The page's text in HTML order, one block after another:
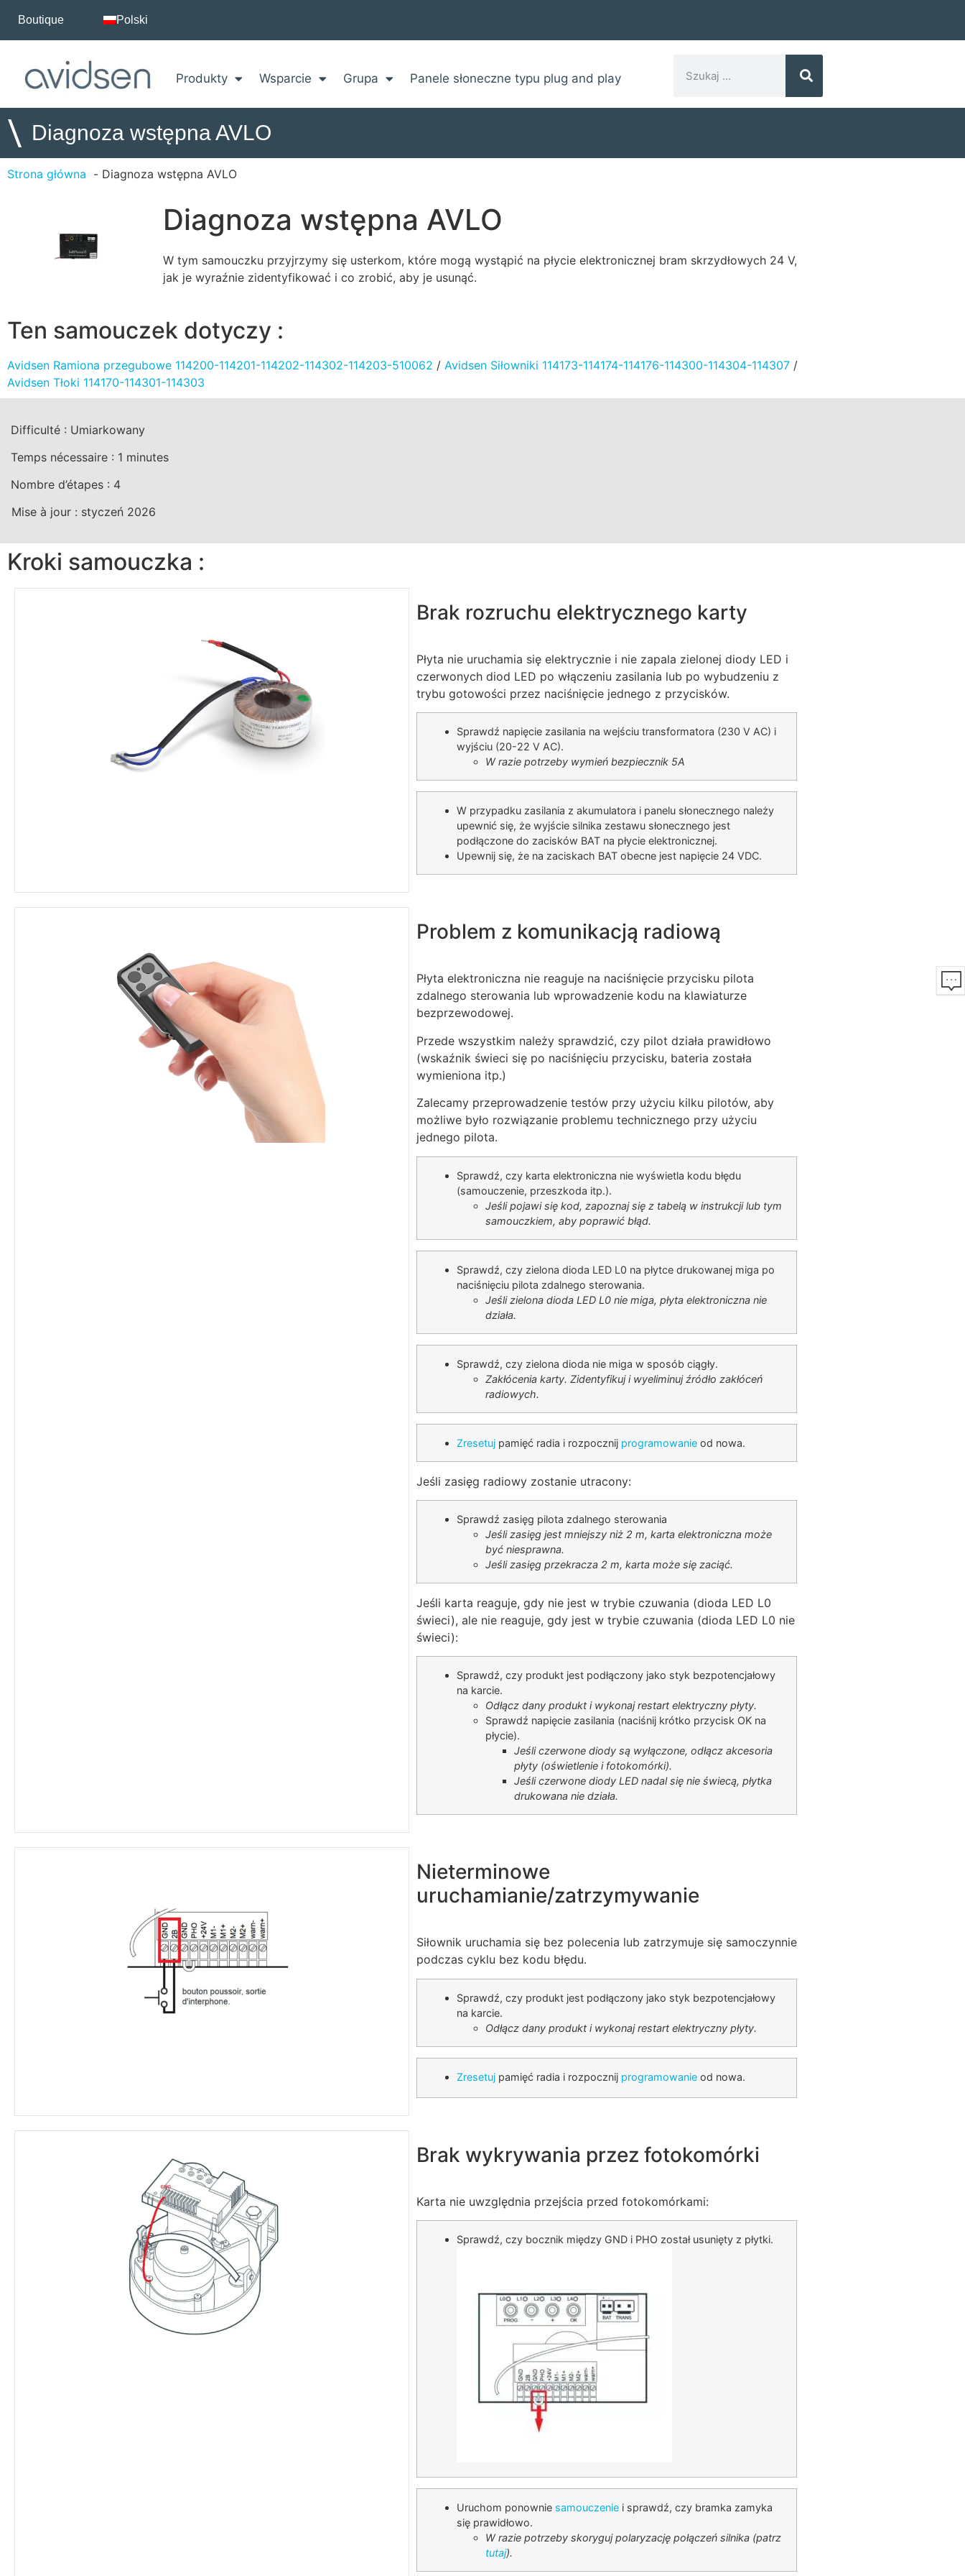
Boutique Polski
Produkty Wsparcie Grupa Panele słoneczne typu plug and play
\ Diagnoza wstępna AVLO
Strona główna Diagnoza wstępna AVLO
Diagnoza wstępna AVLO
W tym samouczku przyjrzymy się usterkom, które mogą wystąpić na płycie elektronicznej bram skrzydłowych 24 V,
jak je wyraźnie zidentyfikować i co zrobić, aby je usunąć.
Ten samouczek dotyczy :
Avidsen Ramiona przegubowe 114200-114201-114202-114302-114203-510062 / Avidsen Siłowniki 114173-114174-114176-114300-114304-114307 /
Avidsen Tłoki 114170-114301-114303
Difficulté : Umiarkowany
Temps nécessaire : 1 minutes
Nombre d’étapes : 4
Mise à jour : styczeń 2026
Kroki samouczka :
Brak rozruchu elektrycznego karty
Płyta nie uruchamia się elektrycznie i nie zapala zielonej diody LED i
czerwonych diod LED po włączeniu zasilania lub po wybudzeniu z
trybu gotowości przez naciśnięcie jednego z przycisków.
Sprawdź napięcie zasilania na wejściu transformatora (230 V AC) i
wyjściu (20-22 V AC).
W razie potrzeby wymień bezpiecznik 5A
W przypadku zasilania z akumulatora i panelu słonecznego należy
upewnić się, że wyjście silnika zestawu słonecznego jest
podłączone do zacisków BAT na płycie elektronicznej.
Upewnij się, że na zaciskach BAT obecne jest napięcie 24 VDC.
Problem z komunikacją radiową
Płyta elektroniczna nie reaguje na naciśnięcie przycisku pilota
zdalnego sterowania lub wprowadzenie kodu na klawiaturze
bezprzewodowej.
Przede wszystkim należy sprawdzić, czy pilot działa prawidłowo
(wskaźnik świeci się po naciśnięciu przycisku, bateria została
wymieniona itp.)
Zalecamy przeprowadzenie testów przy użyciu kilku pilotów, aby
możliwe było rozwiązanie problemu technicznego przy użyciu
jednego pilota.
Sprawdź, czy karta elektroniczna nie wyświetla kodu błędu
(samouczenie, przeszkoda itp.).
Jeśli pojawi się kod, zapoznaj się z tabelą w instrukcji lub tym
samouczkiem, aby poprawić błąd.
Sprawdź, czy zielona dioda LED L0 na płytce drukowanej miga po
naciśnięciu pilota zdalnego sterowania.
Jeśli zielona dioda LED L0 nie miga, płyta elektroniczna nie
działa.
Sprawdź, czy zielona dioda nie miga w sposób ciągły.
Zakłócenia karty. Zidentyfikuj i wyeliminuj źródło zakłóceń
radiowych.
Zresetuj pamięć radia i rozpocznij programowanie od nowa.
Jeśli zasięg radiowy zostanie utracony:
Sprawdź zasięg pilota zdalnego sterowania
Jeśli zasięg jest mniejszy niż 2 m, karta elektroniczna może
być niesprawna.
Jeśli zasięg przekracza 2 m, karta może się zaciąć.
Jeśli karta reaguje, gdy nie jest w trybie czuwania (dioda LED L0
świeci), ale nie reaguje, gdy jest w trybie czuwania (dioda LED L0 nie
świeci):
Sprawdź, czy produkt jest podłączony jako styk bezpotencjałowy
na karcie.
Odłącz dany produkt i wykonaj restart elektryczny płyty.
Sprawdź napięcie zasilania (naciśnij krótko przycisk OK na
płycie).
Jeśli czerwone diody są wyłączone, odłącz akcesoria
płyty (oświetlenie i fotokomórki).
Jeśli czerwone diody LED nadal się nie świecą, płytka
drukowana nie działa.
Nieterminowe
uruchamianie/zatrzymywanie
Siłownik uruchamia się bez polecenia lub zatrzymuje się samoczynnie
podczas cyklu bez kodu błędu.
Sprawdź, czy produkt jest podłączony jako styk bezpotencjałowy
na karcie.
Odłącz dany produkt i wykonaj restart elektryczny płyty.
Zresetuj pamięć radia i rozpocznij programowanie od nowa.
Brak wykrywania przez fotokomórki
Karta nie uwzględnia przejścia przed fotokomórkami:
Sprawdź, czy bocznik między GND i PHO został usunięty z płytki.
Uruchom ponownie samouczenie i sprawdź, czy bramka zamyka
się prawidłowo.
W razie potrzeby skoryguj polaryzację połączeń silnika (patrz
tutaj).